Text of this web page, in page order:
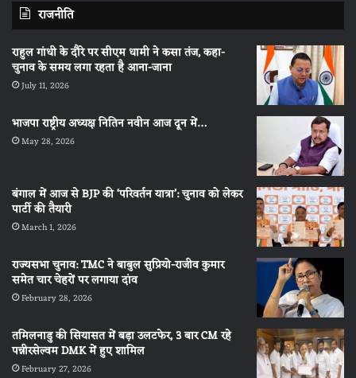
राजनीति
राहुल गांधी के दौरे पर सीएम धामी ने कसा तंज, कहा-
चुनाव के समय लगा रहता है आना-जाना
July 11, 2026
भाजपा राष्ट्रीय अध्यक्ष नितिन नवीन आज दून में…
May 28, 2026
बंगाल में आज से BJP की ‘परिवर्तन यात्रा’: चुनाव को लेकर
पार्टी की तैयारी
March 1, 2026
राज्यसभा चुनाव: TMC ने बाबुल सुप्रियो-राजीव कुमार
समेत चार चेहरों पर लगाया दांव
February 28, 2026
तमिलनाडु की सियासत में बड़ा उलटफेर, 3 बार CM रहे
पन्नीरसेल्वम DMK में हुए शामिल
February 27, 2026